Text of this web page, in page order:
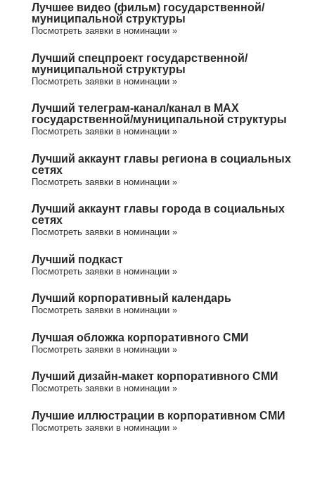
Лучшее видео (фильм) государственной/
муниципальной структуры
Посмотреть заявки в номинации »
Лучший спецпроект государственной/
муниципальной структуры
Посмотреть заявки в номинации »
Лучший телеграм-канал/канал в МАХ
государственной/муниципальной структуры
Посмотреть заявки в номинации »
Лучший аккаунт главы региона в социальных
сетях
Посмотреть заявки в номинации »
Лучший аккаунт главы города в социальных
сетях
Посмотреть заявки в номинации »
Лучший подкаст
Посмотреть заявки в номинации »
Лучший корпоративный календарь
Посмотреть заявки в номинации »
Лучшая обложка корпоративного СМИ
Посмотреть заявки в номинации »
Лучший дизайн-макет корпоративного СМИ
Посмотреть заявки в номинации »
Лучшие иллюстрации в корпоративном СМИ
Посмотреть заявки в номинации »